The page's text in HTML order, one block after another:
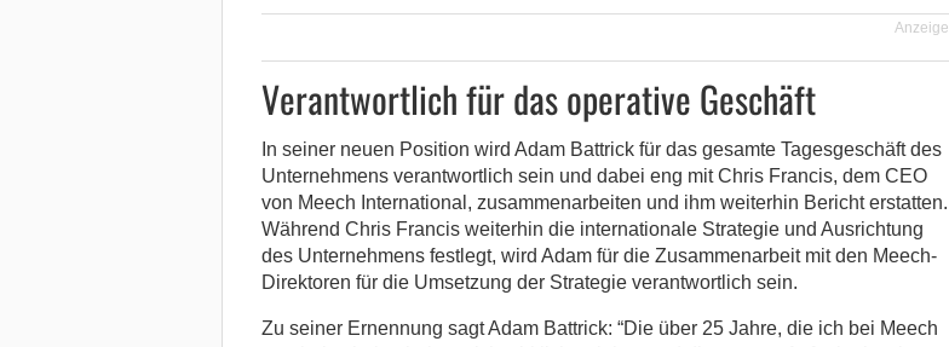
Anzeige
Verantwortlich für das operative Geschäft
In seiner neuen Position wird Adam Battrick für das gesamte Tagesgeschäft des
Unternehmens verantwortlich sein und dabei eng mit Chris Francis, dem CEO
von Meech International, zusammenarbeiten und ihm weiterhin Bericht erstatten.
Während Chris Francis weiterhin die internationale Strategie und Ausrichtung
des Unternehmens festlegt, wird Adam für die Zusammenarbeit mit den Meech-
Direktoren für die Umsetzung der Strategie verantwortlich sein.
Zu seiner Ernennung sagt Adam Battrick: “Die über 25 Jahre, die ich bei Meech